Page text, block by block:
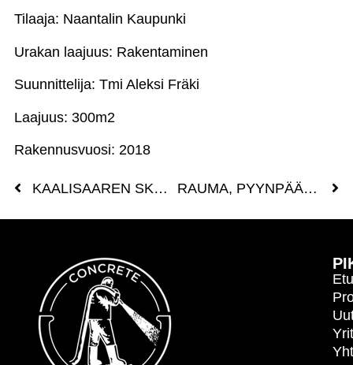
Tilaaja: Naantalin Kaupunki
Urakan laajuus: Rakentaminen
Suunnittelija: Tmi Aleksi Fräki
Laajuus: 300m2
Rakennusvuosi: 2018
KAALISAAREN SKEITTIPARKKI, SASTAMALA RAUMA, PYYNPÄÄN SKEITTIPARKKI